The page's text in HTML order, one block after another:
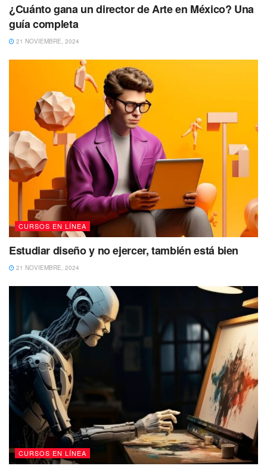
¿Cuánto gana un director de Arte en México? Una
guía completa
21 NOVIEMBRE, 2024
CURSOS EN LÍNEA
Estudiar diseño y no ejercer, también está bien
21 NOVIEMBRE, 2024
CURSOS EN LÍNEA